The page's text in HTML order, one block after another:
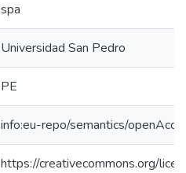
spa
Universidad San Pedro
PE
info:eu-repo/semantics/
https://creativecommons.org/